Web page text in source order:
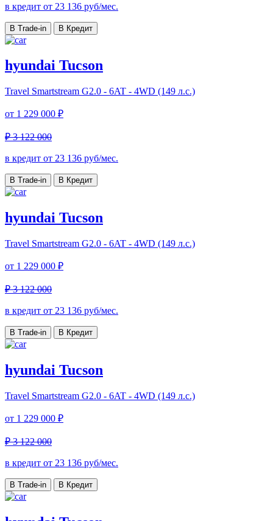
в кредит от 23 136 руб/мес.
В Trade-in В Кредит
hyundai Tucson
Travel Smartstream G2.0 - 6AT - 4WD (149 л.с.)
от 1 229 000 ₽
₽ 3 122 000
в кредит от 23 136 руб/мес.
В Trade-in В Кредит
hyundai Tucson
Travel Smartstream G2.0 - 6AT - 4WD (149 л.с.)
от 1 229 000 ₽
₽ 3 122 000
в кредит от 23 136 руб/мес.
В Trade-in В Кредит
hyundai Tucson
Travel Smartstream G2.0 - 6AT - 4WD (149 л.с.)
от 1 229 000 ₽
₽ 3 122 000
в кредит от 23 136 руб/мес.
В Trade-in В Кредит